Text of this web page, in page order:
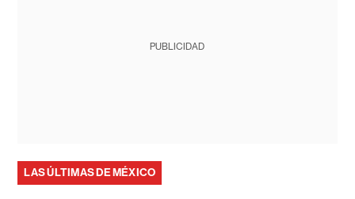
PUBLICIDAD
LAS ÚLTIMAS DE MÉXICO